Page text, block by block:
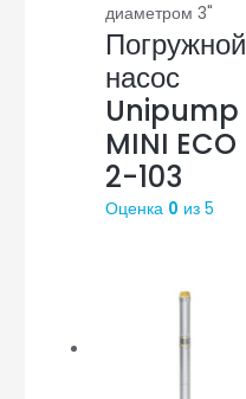
диаметром 3"
Погружной
насос
Unipump
MINI ECO
2-103
Оценка 0 из 5